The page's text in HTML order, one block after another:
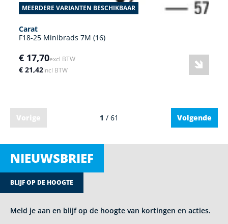
MEERDERE VARIANTEN BESCHIKBAAR
Carat
F18-25 Minibrads 7M (16)
€ 17,70excl BTW
€ 21,42incl BTW
Vorige 1 / 61 Volgende
NIEUWSBRIEF
BLIJF OP DE HOOGTE
Meld je aan en blijf op de hoogte van kortingen en acties.